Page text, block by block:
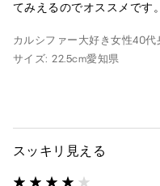
てみえるのでオススメです。
カルシファー大好き女性40代
サイズ: 22.5cm愛知県
スッキリ見える